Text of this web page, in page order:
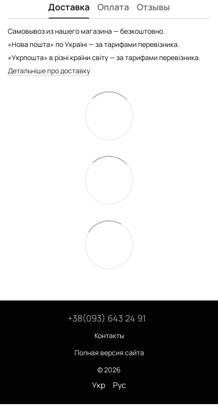
Доставка Оплата Отзывы
Самовывоз из нашего магазина — безкоштовно.
«Нова пошта» по Україні — за тарифами перевізника.
«Укрпошта» в різні країни світу — за тарифами перевізника.
Детальніше про доставку
+38(093) 643 24 91
Контакты
Полная версия сайта
© 2026
Укр Рус